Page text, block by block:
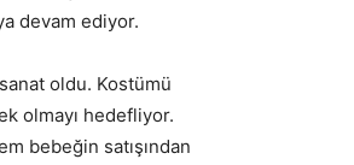
devam ediyor.
oldu. Kostümü
olmayı hedefliyor.
bebeğin satışından